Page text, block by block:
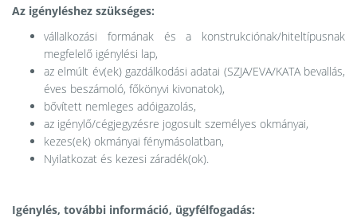
Az igényléshez szükséges:
vállalkozási formának és a konstrukciónak/hiteltípusnak
megfelelő igénylési lap,
az elmúlt év(ek) gazdálkodási adatai (SZJA/EVA/KATA bevallás,
éves beszámoló, főkönyvi kivonatok),
bővített nemleges adóigazolás,
az igénylő/cégjegyzésre jogosult személyes okmányai,
kezes(ek) okmányai fénymásolatban,
Nyilatkozat és kezesi záradék(ok).
Igénylés, további információ, ügyfélfogadás: